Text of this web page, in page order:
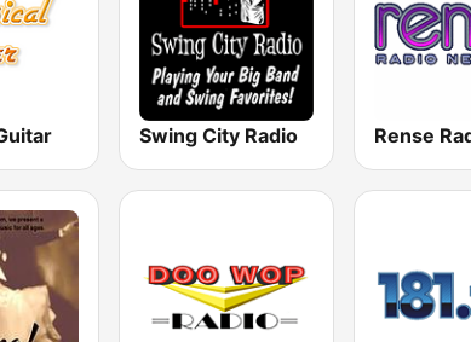
Swing City Radio